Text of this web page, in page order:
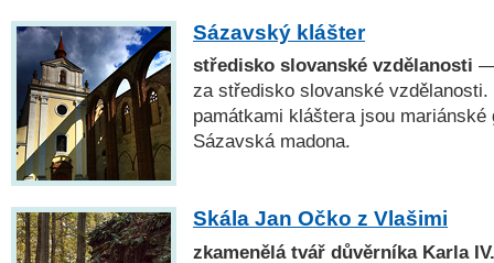
Sázavský klášter
středisko slovanské vzdělanosti —
za středisko slovanské
památkami kláštera jsou
Sázavská madona.
Skála Jan Očko z Vlašimi
zkamenělá tvář důvěrníka Karla IV.